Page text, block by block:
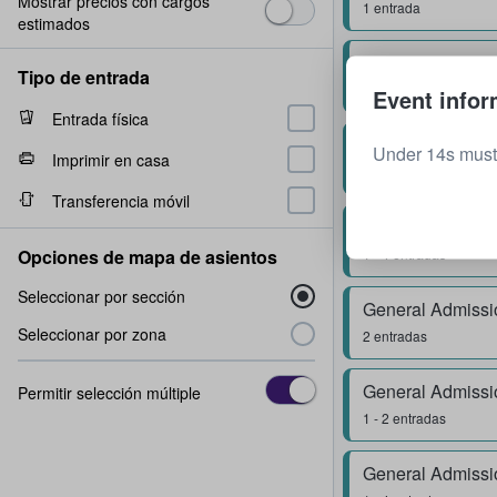
1 entrada
General
2 entradas
General
General
2 entradas
General
1 - 2 entradas
General
estimados
Tipo de entrada
Entrada física
Imprimir en casa
Transferencia móvil
Opciones de mapa de asientos
Seleccionar por sección
Seleccionar por zona
Permitir selección múltiple
Event
Under 14s